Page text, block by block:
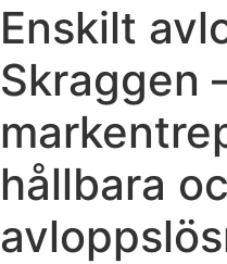
Enskilt
Skraggen
hållbara